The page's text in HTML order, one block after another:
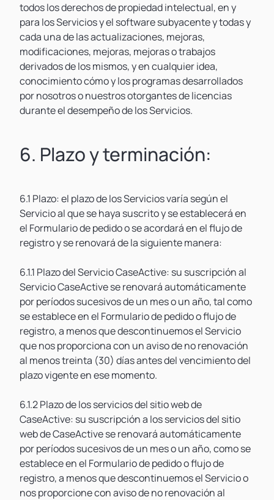
todos los derechos de propiedad intelectual, en y
para los Servicios y el software subyacente y todas y
cada una de las actualizaciones, mejoras,
modificaciones, mejoras, mejoras o trabajos
derivados de los mismos, y en cualquier idea,
conocimiento cómo y los programas desarrollados
por nosotros o nuestros otorgantes de licencias
durante el desempeño de los Servicios.
6. Plazo y terminación:
6.1 Plazo: el plazo de los Servicios varía según el
Servicio al que se haya suscrito y se establecerá en
el Formulario de pedido o se acordará en el flujo de
registro y se renovará de la siguiente manera:
6.1.1 Plazo del Servicio CaseActive: su suscripción al
Servicio CaseActive se renovará automáticamente
por períodos sucesivos de un mes o un año, tal como
se establece en el Formulario de pedido o flujo de
registro, a menos que descontinuemos el Servicio
que nos proporciona con un aviso de no renovación
al menos treinta (30) días antes del vencimiento del
plazo vigente en ese momento.
6.1.2 Plazo de los servicios del sitio web de
CaseActive: su suscripción a los servicios del sitio
web de CaseActive se renovará automáticamente
por períodos sucesivos de un mes o un año, como se
establece en el Formulario de pedido o flujo de
registro, a menos que descontinuemos el Servicio o
nos proporcione con aviso de no renovación al